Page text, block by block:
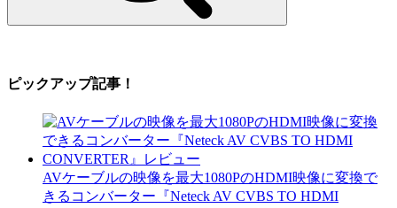
ピックアップ記事！
AVケーブルの映像を最大1080PのHDMI映像に変換で
きるコンバーター『Neteck AV CVBS TO HDMI